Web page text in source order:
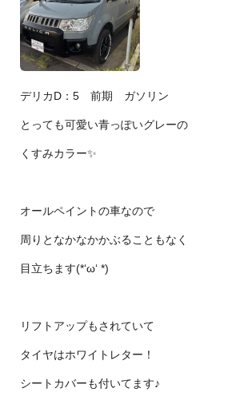
デリカD：5 前期 ガソリン
とっても可愛い青っぽいグレーの
くすみカラー✨
オールペイントの車なので
周りとなかなかかぶることもなく
目立ちます(*‘ω‘ *)
リフトアップもされていて
タイヤはホワイトレター！
シートカバーも付いてます♪